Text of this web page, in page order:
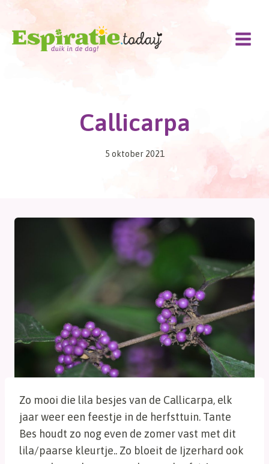
Doorgaan
inhoud
Callicarpa
5 oktober 2021
Zo mooi die lila besjes van de Callicarpa, elk
jaar weer een feestje in de herfsttuin. Tante
Bes houdt zo nog even de zomer vast met dit
lila/paarse kleurtje.. Zo bloeit de Ijzerhard ook